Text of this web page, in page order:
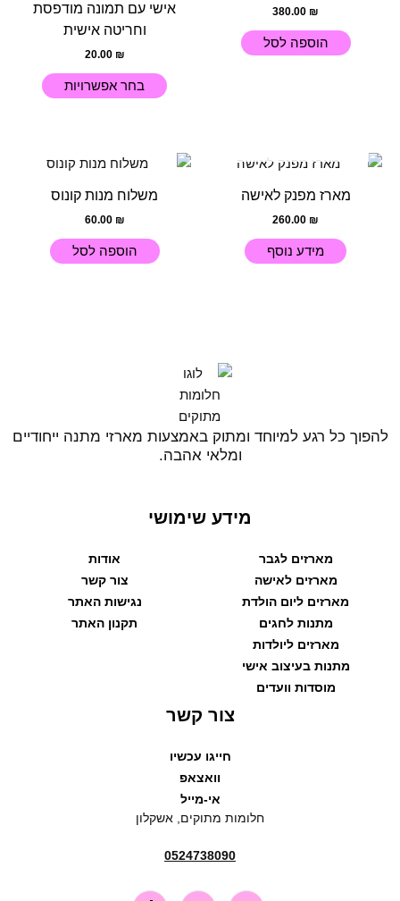
380.00 ₪
הוספה לסל
אישי עם תמונה מודפסת
וחריטה אישית
20.00 ₪
בחר אפשרויות
מארז מפנק לאישה
260.00 ₪
מידע נוסף
משלוח מנות קונוס
60.00 ₪
הוספה לסל
להפוך כל רגע למיוחד ומתוק באמצעות מארזי מתנה ייחודיים
ומלאי אהבה.
מידע שימושי
מארזים לגבר
מארזים לאישה
מארזים ליום הולדת
מתנות לחגים
מארזים ליולדות
מתנות בעיצוב אישי
מוסדות וועדים
אודות
צור קשר
נגישות האתר
תקנון האתר
צור קשר
חייגו עכשיו
וואצאפ
אי-מייל
חלומות מתוקים, אשקלון
0524738090